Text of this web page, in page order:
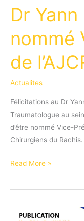
Dr
nommé
de
Actualites
Félicitations au Dr
Traumatologue au
d’être nommé Vice-
Chirurgiens du Rachis.
Dr
Pelletier
Vice-
Read More »